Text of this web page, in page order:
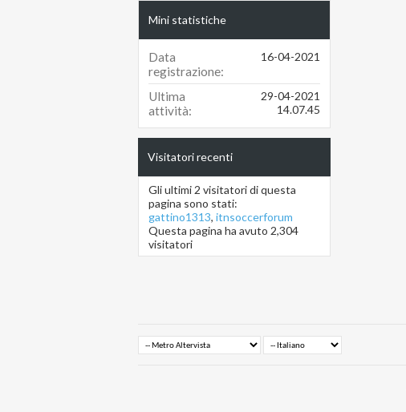
Mini statistiche
Data
registrazione
16-04-2021
Ultima
attività
29-04-2021
14.07.45
Visitatori recenti
Gli ultimi 2 visitatori di questa
pagina sono stati:
gattino1313, itnsoccerforum
Questa pagina ha avuto 2,304
visitatori